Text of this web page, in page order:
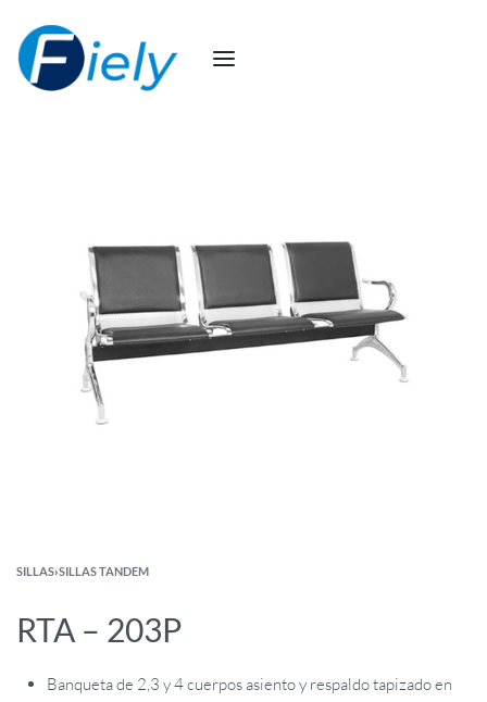
SILLAS›SILLAS TANDEM
RTA – 203P
Banqueta de 2,3 y 4 cuerpos asiento y respaldo tapizado en